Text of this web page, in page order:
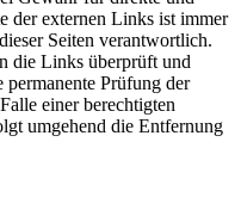
der externen Links ist immer
Seiten verantwortlich.
die Links überprüft und
permanente Prüfung der
einer berechtigten
umgehend die Entfernung